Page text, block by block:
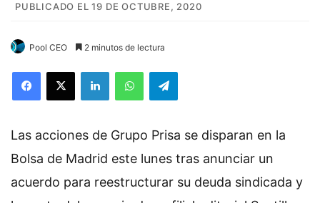
PUBLICADO EL 19 DE OCTUBRE, 2020
Pool CEO 2 minutos de lectura
Las acciones de Grupo Prisa se disparan en la
Bolsa de Madrid este lunes tras anunciar un
acuerdo para reestructurar su deuda sindicada y